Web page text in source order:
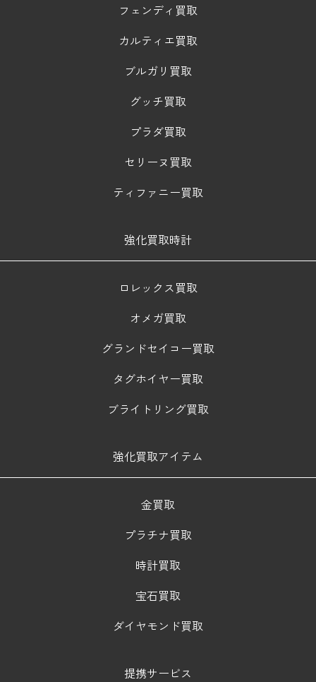
フェンディ買取
カルティエ買取
ブルガリ買取
グッチ買取
プラダ買取
セリーヌ買取
ティファニー買取
強化買取時計
ロレックス買取
オメガ買取
グランドセイコー買取
タグホイヤー買取
ブライトリング買取
強化買取アイテム
金買取
プラチナ買取
時計買取
宝石買取
ダイヤモンド買取
提携サービス